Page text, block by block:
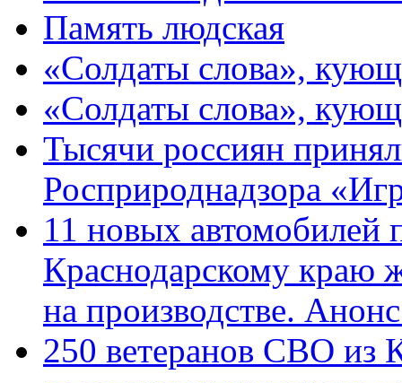
Память людская
«Солдаты слова»,
«Солдаты слова»,
Тысячи россиян
Росприроднадзора
11 новых автомобилей
Краснодарскому краю
на производстве.
250 ветеранов СВО из